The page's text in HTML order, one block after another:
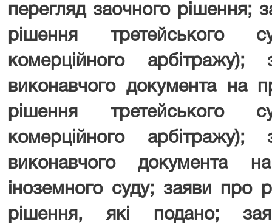
перегляд заочного рішення;
рішення третейського
комерційного
виконавчого документа на
рішення третейського
комерційного
виконавчого документа
іноземного суду; заяви про
рішення, які подано;